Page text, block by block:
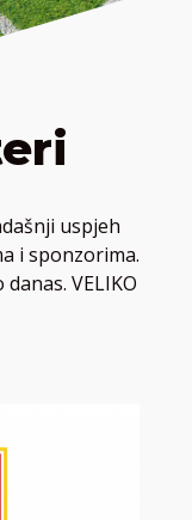
uspjeh
i sponzorima.
VELIKO